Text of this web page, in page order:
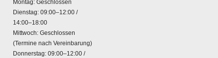
Montag: Geschlossen
Dienstag: 09:00–12:00 /
14:00–18:00
Mittwoch: Geschlossen
(Termine nach Vereinbarung)
Donnerstag: 09:00–12:00 /